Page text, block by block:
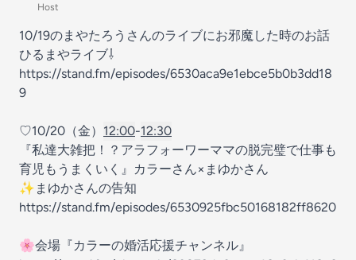
Host
10/19のまやたろうさんのライブにお邪魔した時のお話
ひるまやライブ⇩
https://stand.fm/episodes/6530aca9e1ebce5b0b3dd18
9
♡10/20（金） 12:00-12:30
『私達大雑把！？アラフォーワーママの脱完璧で仕事も
育児もうまくいく』カラーさん×まゆかさん
✨まゆかさんの告知
https://stand.fm/episodes/6530925fbc50168182ff8620
🌸会場『カラーの婚活応援チャンネル』